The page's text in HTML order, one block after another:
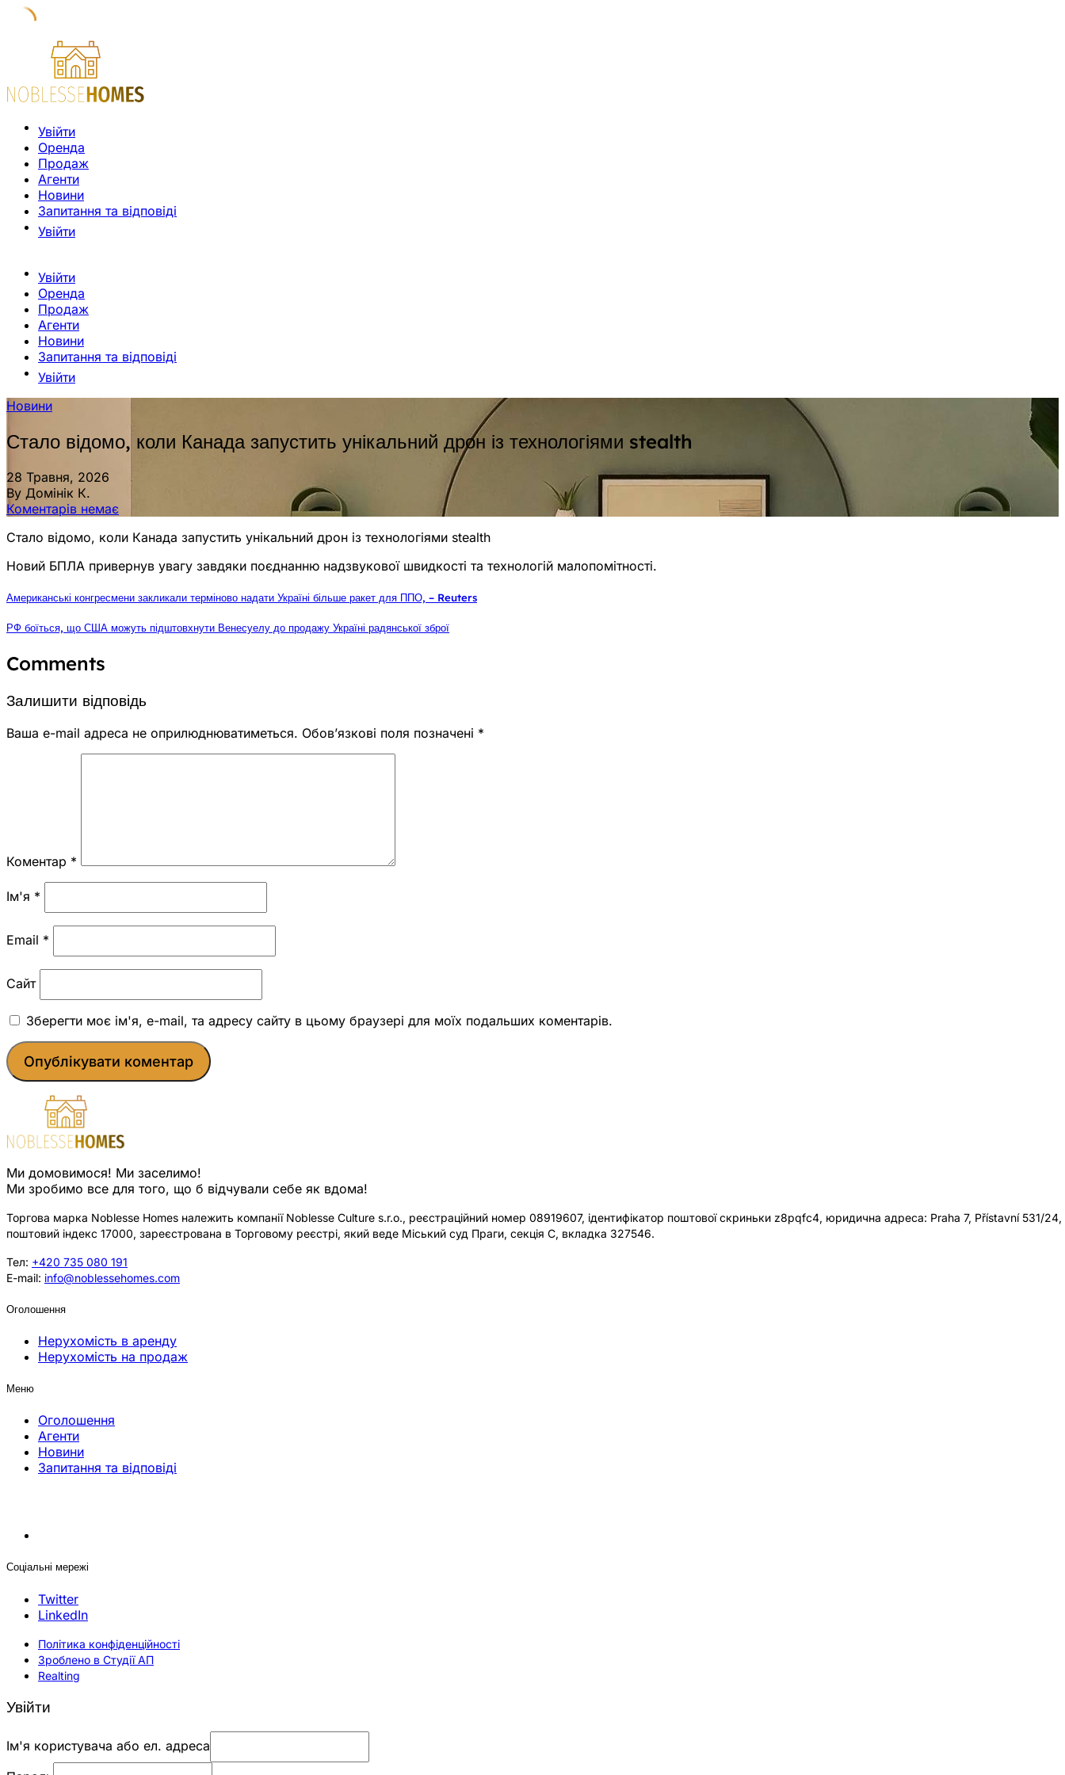
Увійти
Оренда
Продаж
Агенти
Новини
Запитання та відповіді
Увійти
Увійти
Оренда
Продаж
Агенти
Новини
Запитання та відповіді
Увійти
Новини
Стало відомо, коли Канада запустить унікальний дрон із технологіями stealth
28 Травня, 2026
By Домінік К.
Коментарів немає
Стало відомо, коли Канада запустить унікальний дрон із технологіями stealth
Новий БПЛА привернув увагу завдяки поєднанню надзвукової швидкості та технологій малопомітності.
Американські конгресмени закликали терміново надати Україні більше ракет для ППО, – Reuters
РФ боїться, що США можуть підштовхнути Венесуелу до продажу Україні радянської зброї
Comments
Залишити відповідь
Ваша e-mail адреса не оприлюднюватиметься. Обов’язкові поля позначені *
Коментар *
Ім'я *
Email *
Сайт
Зберегти моє ім'я, e-mail, та адресу сайту в цьому браузері для моїх подальших коментарів.
Ми домовимося! Ми заселимо!
Ми зробимо все для того, що б відчували себе як вдома!
Торгова марка Noblesse Homes належить компанії Noblesse Culture s.r.o., реєстраційний номер 08919607, ідентифікатор поштової скриньки z8pqfc4, юридична адреса: Praha 7, Přístavní 531/24,
поштовий індекс 17000, зареєстрована в Торговому реєстрі, який веде Міський суд Праги, секція C, вкладка 327546.
Тел: +420 735 080 191
E-mail: info@noblessehomes.com
Оголошення
Нерухомість в аренду
Нерухомість на продаж
Меню
Оголошення
Агенти
Новини
Запитання та відповіді
Соціальні мережі
Twitter
LinkedIn
Політика конфіденційності
Зроблено в Студії АП
Realting
Увійти
Ім'я користувача або ел. адреса